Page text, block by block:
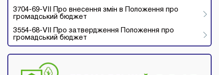
3704-69-VII Про внесення змін в Положення про
громадський бюджет
3554-68-VII Про затвердження Положення про
громадський бюджет